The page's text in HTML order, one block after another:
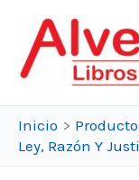
contenido
Inicio
Ley, Razón Y